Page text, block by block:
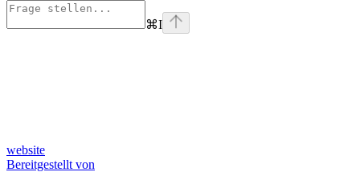
⌘I
website
Bereitgestellt von